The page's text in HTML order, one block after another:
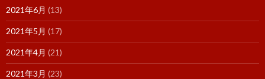
2021年6月 (13)
2021年5月 (17)
2021年4月 (21)
2021年3月 (23)